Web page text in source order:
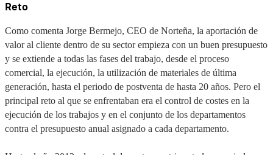
Reto
Como comenta Jorge Bermejo, CEO de Norteña, la aportación de
valor al cliente dentro de su sector empieza con un buen presupuesto
y se extiende a todas las fases del trabajo, desde el proceso
comercial, la ejecución, la utilización de materiales de última
generación, hasta el periodo de postventa de hasta 20 años. Pero el
principal reto al que se enfrentaban era el control de costes en la
ejecución de los trabajos y en el conjunto de los departamentos
contra el presupuesto anual asignado a cada departamento.